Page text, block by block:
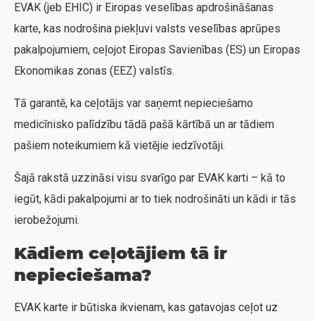
EVAK (jeb EHIC) ir Eiropas veselības apdrošināšanas
karte, kas nodrošina piekļuvi valsts veselības aprūpes
pakalpojumiem, ceļojot Eiropas Savienības (ES) un Eiropas
Ekonomikas zonas (EEZ) valstīs.
Tā garantē, ka ceļotājs var saņemt nepieciešamo
medicīnisko palīdzību tādā pašā kārtībā un ar tādiem
pašiem noteikumiem kā vietējie iedzīvotāji.
Šajā rakstā uzzināsi visu svarīgo par EVAK karti – kā to
iegūt, kādi pakalpojumi ar to tiek nodrošināti un kādi ir tās
ierobežojumi.
Kādiem ceļotājiem tā ir
nepieciešama?
EVAK karte ir būtiska ikvienam, kas gatavojas ceļot uz